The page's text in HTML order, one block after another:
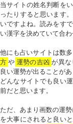
当サイトの姓名判断を
ったりすると思います
いですよね。読みをす
い漢字を決めていて合
他にも占いサイトは数
方 や 運勢の吉凶 が異
良い運勢が出ることがあ
どんなサイトでも良い
前だと思います。
ただ、あまり画数の運
を大事にされると良い